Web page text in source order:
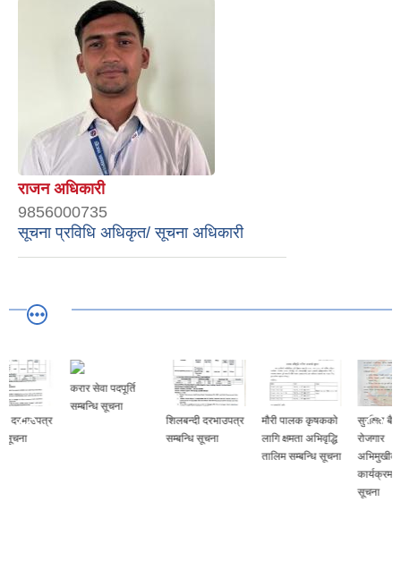
राजन अधिकारी
9856000735
सूचना प्रविधि अधिकृत/ सूचना अधिकारी
करार सेवा पदपूर्ति
सम्बन्धि सूचना
शिलबन्दी दरभाउपत्र
मौरी पालक कृषकको
लागि क्षमता अभिवृद्धि
तालिम सम्बन्धि सूचना
सुरक्षित बैदेशिक
रोजगार
अभिमुखीकरण
कार्यक्रम सम्बन्धि